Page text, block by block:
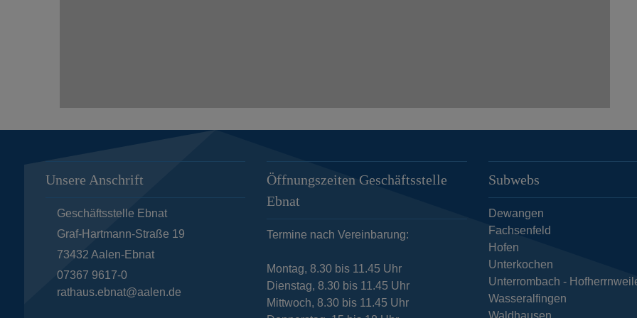
Unsere Anschrift
Geschäftsstelle Ebnat
Graf-Hartmann-Straße 19
73432 Aalen-Ebnat
07367 9617-0
rathaus.ebnat@aalen.de
Öffnungszeiten Geschäftsstelle
Ebnat
Termine nach Vereinbarung:
Montag, 8.30 bis 11.45 Uhr
Dienstag, 8.30 bis 11.45 Uhr
Mittwoch, 8.30 bis 11.45 Uhr
Subwebs
Dewangen
Fachsenfeld
Hofen
Unterkochen
Unterrombach -
Wasseralfingen